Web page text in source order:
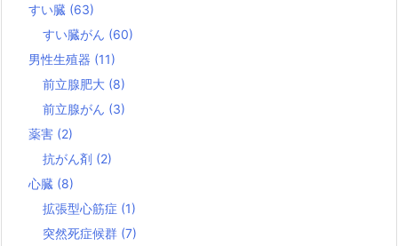
すい臓 (63)
すい臓がん (60)
男性生殖器 (11)
前立腺肥大 (8)
前立腺がん (3)
薬害 (2)
抗がん剤 (2)
心臓 (8)
拡張型心筋症 (1)
突然死症候群 (7)